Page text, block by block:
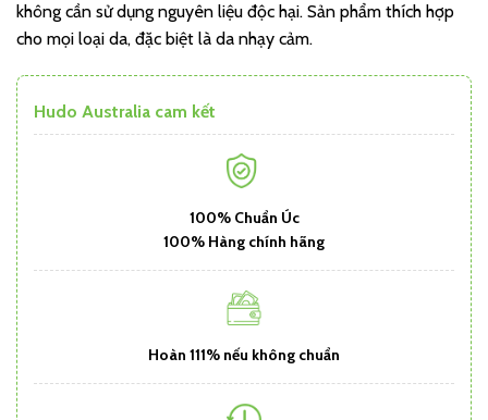
không cần sử dụng nguyên liệu độc hại. Sản phẩm thích hợp
cho mọi loại da, đặc biệt là da nhạy cảm.
Hudo Australia cam kết
100% Chuẩn Úc
100% Hàng chính hãng
Hoàn 111% nếu không chuẩn